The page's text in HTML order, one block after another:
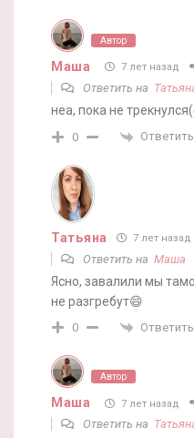
Автор
Маша 7 лет назад
Ответить на
неа, пока не
0 Ответить
Татьяна 7 лет назад
Ответить на Маша
Ясно, завалили мы
не разгребут😄
0 Ответить
Автор
Маша 7 лет назад
Ответить на